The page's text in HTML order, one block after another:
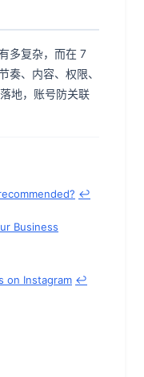
多复杂，而在 7
奏、内容、权限、
地，账号防关联
↩
Business
on Instagram ↩